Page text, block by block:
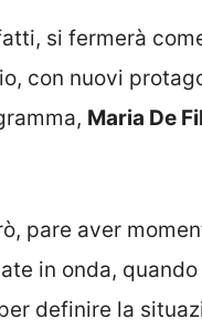
si fermerà
con nuovi
Maria De
pare aver
in onda,
definire la